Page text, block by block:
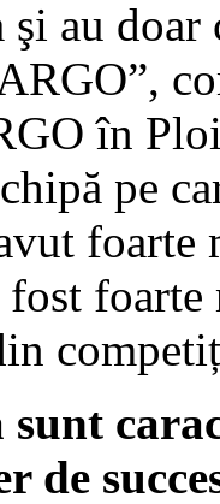
şi au
în
pe
foarte
foarte
sunt
de